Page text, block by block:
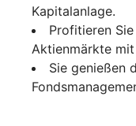
Kapitalanlage.
Profitieren
Aktienmärkte
Sie genießen